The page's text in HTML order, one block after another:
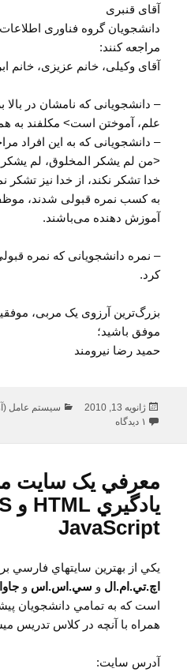
آقای قنبری
دانشجویان گروه فناوری اطلاعات
مراجعه کنند:
آقای وکیلی، خانم عزیزی، خانم
– دانشجویانی که نامشان در
علم، آموختن است> مکلفند به
– دانشجویانی که به این افراد
<من لم یشکر المخلوق، لم
خدا تشکر نکند، از خدا نیز
به کسب نمره قبولی شدند،
آموزش دهنده می‌باشند.
– نمره دانشجویانی که نمره
کرد.
بزرگ‌ترین آرزوی یک مربی،
موفق باشید؛
حمید رضا نیرومند
ارسال
شده
ژانویه 13, 2010 دسته‌ها
سیستم عامل
۱ دیدگاه
معرفي يک سايت
JavaScript
يکي از بهترين سايت​هاي فارسي
اچ.تي.ام.ال و سي.اس.اس و
است که به تمامي دانشجويان
همراه با آنچه در کلاس تدريس
آدرس سايت: